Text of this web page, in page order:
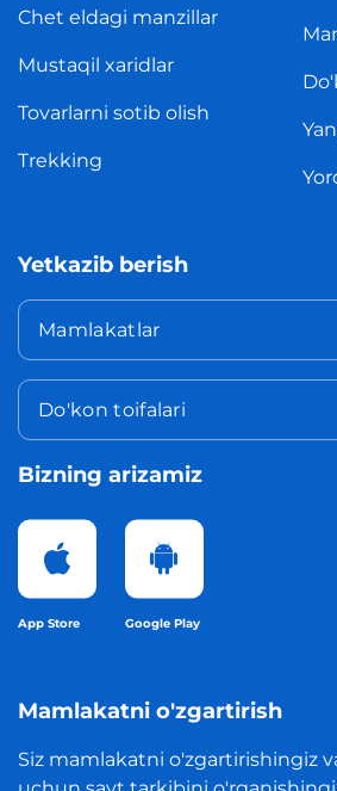
Chet eldagi manzillar
Mustaqil xaridlar
Tovarlarni sotib olish
Trekking
Yetkazib berish
Mamlakatlar
Do'kon toifalari
Bizning arizamiz
App Store Google Play
Mamlakatni o'zgartirish
Siz mamlakatni o'zgartirishingiz